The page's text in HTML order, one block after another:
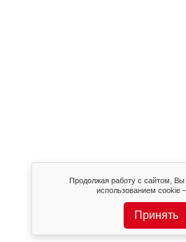
Продолжая работу с сайтом, Вы
использованием cookie
Принять